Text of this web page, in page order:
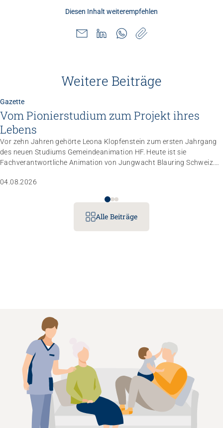
Diesen Inhalt weiterempfehlen
Weitere Beiträge
Gazette
Vom Pionierstudium zum Projekt ihres
Lebens
Vor zehn Jahren gehörte Leona Klopfenstein zum ersten Jahrgang
des neuen Studiums Gemeindeanimation HF. Heute ist sie
Fachverantwortliche Animation von Jungwacht Blauring Schweiz.
gemanagt hat, wartet nun ihr persönliches Grossprojekt.
04.08.2026
Alle Beiträge